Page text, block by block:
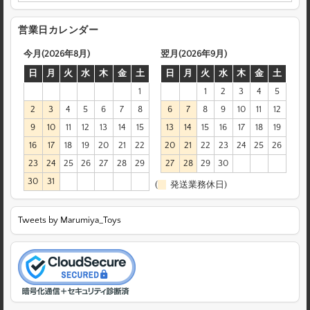
営業日カレンダー
今月(2026年8月)
日
月 火 水 木 金
土
1
2
3 4 5 6 7
8
9
10 11 12 13 14
15
16
17 18 19 20 21
22
23
24 25 26 27 28
29
30
31
翌月(2026年9月)
日
月 火 水 木 金
土
1
2 3 4
5
6
7 8 9 10 11
12
13
14 15 16 17 18
19
20
21 22 23 24 25
26
27
28 29 30
( 発送業務休日)
Tweets by Marumiya_Toys